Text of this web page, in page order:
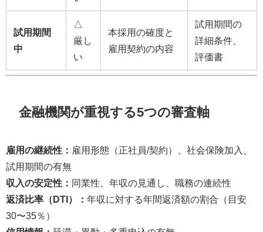
試用期間
中
△
厳し
い
本採用の確度と
雇用契約の内容
試用期間の
詳細条件、
評価書
金融機関が重視する5つの審査軸
雇用の継続性： 雇用形態（正社員/契約）、社会保険加入、
試用期間の有無
収入の安定性： 同業性、年収の見通し、職務の連続性
返済比率（DTI）： 年収に対する年間返済額の割合（目安
30〜35％）